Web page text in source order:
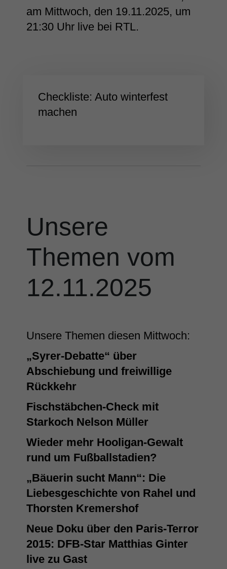
am Mittwoch, den 19.11.2025, um
21:30 Uhr live bei RTL.
Checkliste: Auto winterfest
machen
Unsere
Themen vom
12.11.2025
Unsere Themen diesen Mittwoch:
„Syrer-Debatte“ über
Abschiebung und freiwillige
Rückkehr
Fischstäbchen-Check mit
Starkoch Nelson Müller
Wieder mehr Hooligan-Gewalt
rund um Fußballstadien?
„Bäuerin sucht Mann“: Die
Liebesgeschichte von Rahel und
Thorsten Kremershof
Neue Doku über den Paris-Terror
2015: DFB-Star Matthias Ginter
live zu Gast